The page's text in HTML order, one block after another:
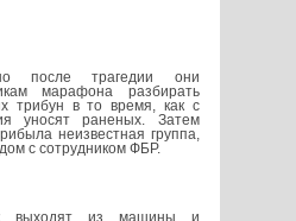
после трагедии они
марафона разбирать
трибун в то время, как с
уносят раненых. Затем
неизвестная группа,
с сотрудником ФБР.
выходят из машины и